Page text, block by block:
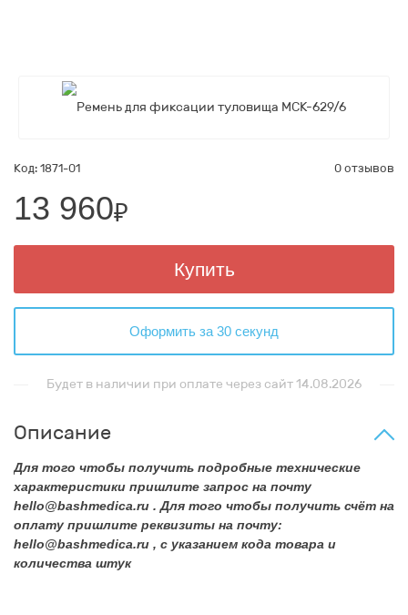
Код: 1871-01 0 отзывов
13 960₽
Купить
Оформить за 30 секунд
Будет в наличии при оплате через сайт 14.08.2026
Описание
Для того чтобы получить подробные технические
характеристики пришлите запрос на почту
hello@bashmedica.ru . Для того чтобы получить счёт на
оплату пришлите реквизиты на почту:
hello@bashmedica.ru , с указанием кода товара и
количества штук